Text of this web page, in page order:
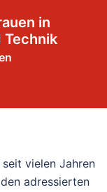
in
vielen Jahren
adressierten